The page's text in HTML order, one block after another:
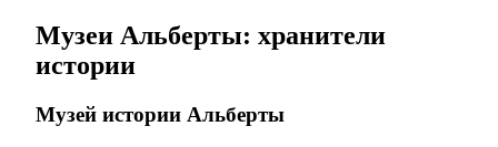
Музеи Альберты: хранители
истории
Музей истории Альберты